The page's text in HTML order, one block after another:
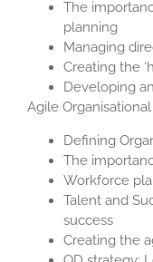
The
planning
Managing
Creating the
Developing
Agile
Defining
The
Workforce
Talent and
success
Creating the